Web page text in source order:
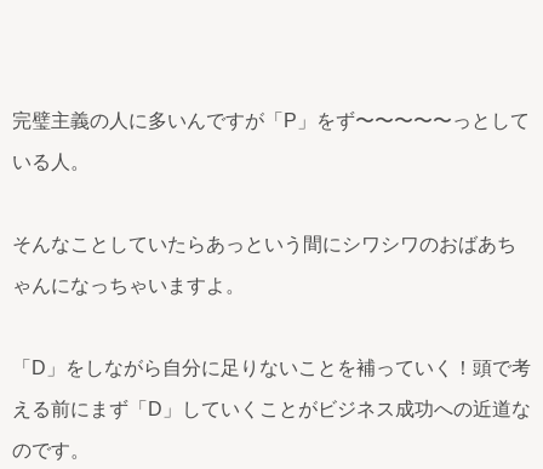
完璧主義の人に多いんですが「P」をず〜〜〜〜〜っとして
いる人。
そんなことしていたらあっという間にシワシワのおばあち
ゃんになっちゃいますよ。
「D」をしながら自分に足りないことを補っていく！頭で考
える前にまず「D」していくことがビジネス成功への近道な
のです。